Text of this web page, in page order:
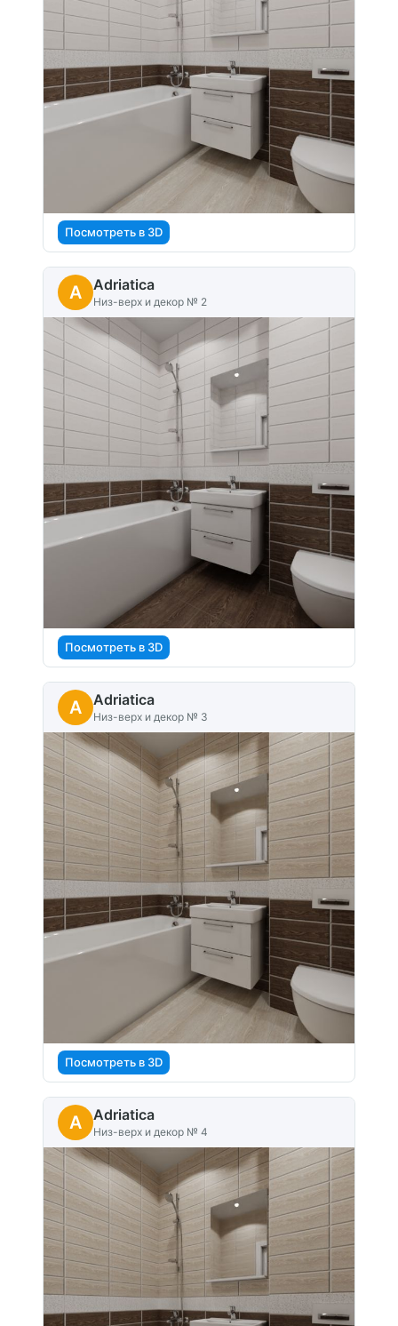
Посмотреть в 3D
A Adriatica
Низ-верх и декор № 2
Посмотреть в 3D
A Adriatica
Низ-верх и декор № 3
Посмотреть в 3D
A Adriatica
Низ-верх и декор № 4